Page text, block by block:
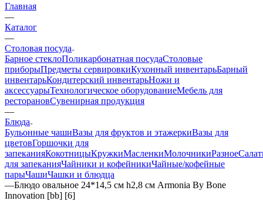
Главная
—
Каталог
—
Столовая посуда
Барное стеклоПоликарбонатная посудаСтоловые
приборыПредметы сервировкиКухонный инвентарьБарный
инвентарьКондитерский инвентарьНожи и
аксессуарыТехнологическое оборудованиеМебель для
ресторановСувенирная продукция
—
Блюда
Бульонные чашиВазы для фруктов и этажеркиВазы для
цветовГоршочки для
запеканияКокотницыКружкиМасленкиМолочникиРазное
для запеканияЧайники и кофейникиЧайные/кофейные
парыЧашиЧашки и блюдца
—Блюдо овальное 24*14,5 см h2,8 см Armonia By Bone
Innovation [bb] [6]